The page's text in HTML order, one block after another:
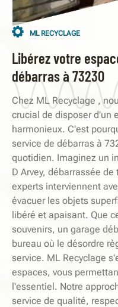
ML RECYCLAGE
Libérez votre
débarras à 73230
Chez ML Recyclage ,
crucial de disposer d'un
harmonieux. C'est
service de débarras à
quotidien. Imaginez un
D Arvey, débarrassée
experts interviennent
évacuer les objets
libéré et apaisant. Que
souvenirs, un garage
bureau où le désordre
service. ML Recyclage
espaces, vous
l'essentiel. Notre
service de qualité,